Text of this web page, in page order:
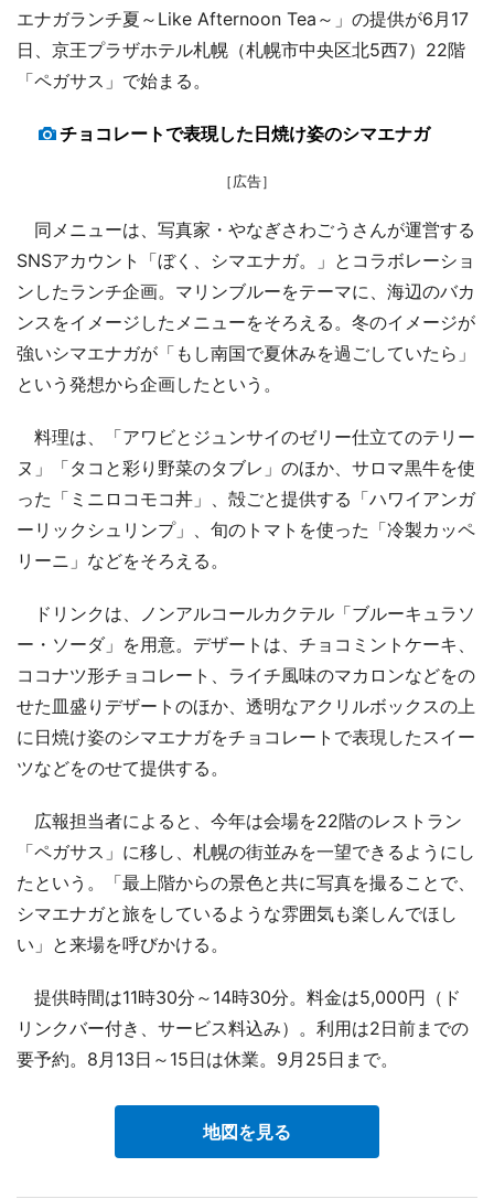
エナガランチ夏～Like Afternoon Tea～」の提供が6月17
日、京王プラザホテル札幌（札幌市中央区北5西7）22階
「ペガサス」で始まる。
チョコレートで表現した日焼け姿のシマエナガ
［広告］
同メニューは、写真家・やなぎさわごうさんが運営する
SNSアカウント「ぼく、シマエナガ。」とコラボレーショ
ンしたランチ企画。マリンブルーをテーマに、海辺のバカ
ンスをイメージしたメニューをそろえる。冬のイメージが
強いシマエナガが「もし南国で夏休みを過ごしていたら」
という発想から企画したという。
料理は、「アワビとジュンサイのゼリー仕立てのテリー
ヌ」「タコと彩り野菜のタブレ」のほか、サロマ黒牛を使
った「ミニロコモコ丼」、殻ごと提供する「ハワイアンガ
ーリックシュリンプ」、旬のトマトを使った「冷製カッペ
リーニ」などをそろえる。
ドリンクは、ノンアルコールカクテル「ブルーキュラソ
ー・ソーダ」を用意。デザートは、チョコミントケーキ、
ココナツ形チョコレート、ライチ風味のマカロンなどをの
せた皿盛りデザートのほか、透明なアクリルボックスの上
に日焼け姿のシマエナガをチョコレートで表現したスイー
ツなどをのせて提供する。
広報担当者によると、今年は会場を22階のレストラン
「ペガサス」に移し、札幌の街並みを一望できるようにし
たという。「最上階からの景色と共に写真を撮ることで、
シマエナガと旅をしているような雰囲気も楽しんでほし
い」と来場を呼びかける。
提供時間は11時30分～14時30分。料金は5,000円（ド
リンクバー付き、サービス料込み）。利用は2日前までの
要予約。8月13日～15日は休業。9月25日まで。
地図を見る